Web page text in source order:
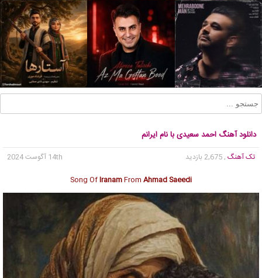
دانلود آهنگ احمد سعیدی با نام ایرانم
تک آهنگ , 2,675 بازدید
14th آگوست 2024
Song OfIranamFrom Ahmad Saeedi